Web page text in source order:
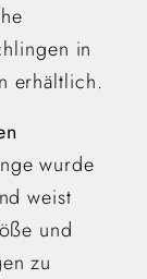
in
erhältlich.
wurde
weist
und
zu